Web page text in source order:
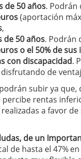
de 50 años. Podrán
(aportación
,
de 50 años. Podrán
o el 50% de sus
con discapacidad.
de
subir ya
percibe rentas
a favor
de un
de hasta el 47%